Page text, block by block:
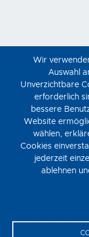
Wir
Auswahl
Unverzichtbare
erforderlich
bessere
Website
wählen,
Cookies
jederzeit
ablehnen